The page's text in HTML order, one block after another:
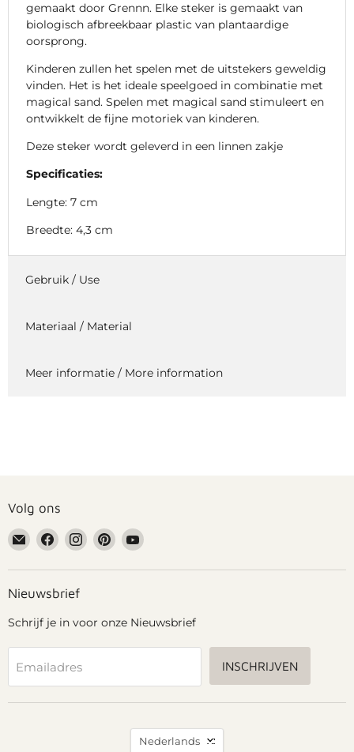
gemaakt door Grennn. Elke steker is gemaakt van
biologisch afbreekbaar plastic van plantaardige
oorsprong.
Kinderen zullen het spelen met de uitstekers geweldig
vinden. Het is het ideale speelgoed in combinatie met
magical sand. Spelen met magical sand stimuleert en
ontwikkelt de fijne motoriek van kinderen.
Deze steker wordt geleverd in een linnen zakje
Specificaties:
Lengte: 7 cm
Breedte: 4,3 cm
Gebruik / Use
Materiaal / Material
Meer informatie / More information
Volg ons
Email
Grennn
Vind
ons
op
Facebook
Vind
ons
op
Vind
ons
op
Vind
op
Nieuwsbrief
Schrijf je in voor onze Nieuwsbrief
Emailadres INSCHRIJVEN
Taal
Nederlands